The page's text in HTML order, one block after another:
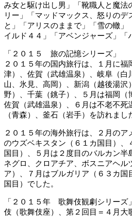
み女と駆け出し男」「靴職人と魔法
リー」「マッドマックス、怒りのデ
と」「アリスのままで」「雪の轍」
イルド４４」「アベンジャーズ」「
「２０１５ 旅の記憶シリーズ」
２０１５年の国内旅行は、１月に福
津）、佐賀（武雄温泉）、岐阜（白
山、氷見、高岡）、新潟（越後湯沢
野）、千葉（銚子）、５月は福岡（
佐賀（武雄温泉）、６月は不老不死
（青森）、釜石（岩手）を訪れまし
２０１５年の海外旅行は、２月のア
のウズベキスタン（６１カ国目）、
国目）、５月は２度目のバルカン半
ネグロ、クロアチア、ボスニアヘル
ア）、７月はブルガリア（６３カ国
国目）でした。
「２０１５年 歌舞伎観劇シリーズ
伎（歌舞伎座）、第２回目＝４月大